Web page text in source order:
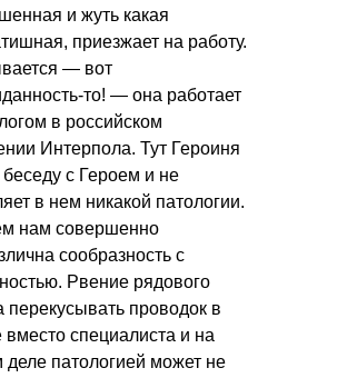
и жуть какая
приезжает на работу.
— вот
то! — она работает
в российском
Интерпола. Тут Героиня
беседу с Героем и не
в нем никакой патологии.
нам совершенно
сообразность с
Рвение рядового
перекусывать проводок в
вместо специалиста и на
деле патологией может не